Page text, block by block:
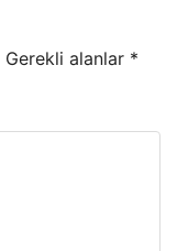
Gerekli alanlar *